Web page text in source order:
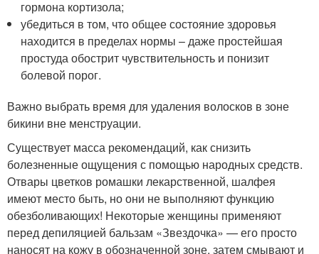
гормона кортизола;
убедиться в том, что общее состояние здоровья
находится в пределах нормы – даже простейшая
простуда обострит чувствительность и понизит
болевой порог.
Важно выбрать время для удаления волосков в зоне
бикини вне менструации.
Существует масса рекомендаций, как снизить
болезненные ощущения с помощью народных средств.
Отвары цветков ромашки лекарственной, шалфея
имеют место быть, но они не выполняют функцию
обезболивающих! Некоторые женщины применяют
перед депиляцией бальзам «Звездочка» — его просто
наносят на кожу в обозначенной зоне, затем смывают и